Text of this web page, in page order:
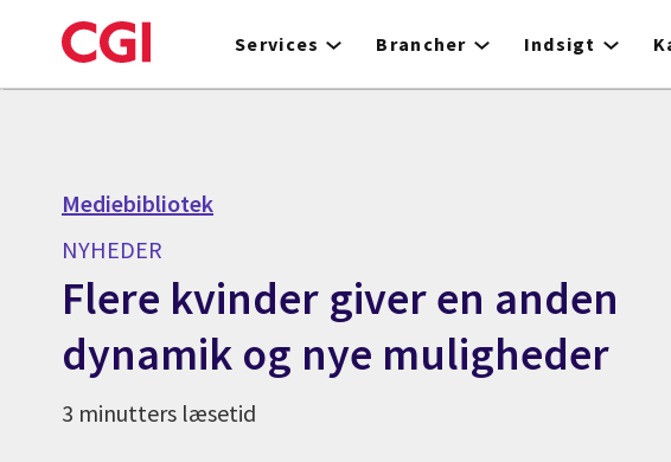
to
Services Brancher Indsigt
Mediebibliotek
NYHEDER
Flere kvinder giver en anden
dynamik og nye muligheder
3 minutters læsetid